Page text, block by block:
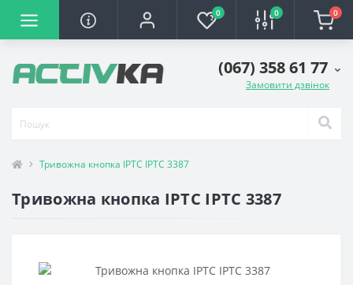
0 0 0
(067) 358 61 77
Замовити дзвінок
Тривожна кнопка ІРТС ІРТС 3387
Тривожна кнопка ІРТС ІРТС 3387